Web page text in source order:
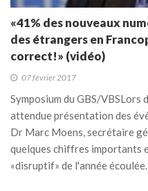
«41% des nouveaux
des étrangers en
correct!» (vidéo)
07 février 2017
Symposium du GBS/VBS​
attendue présentation des
Dr Marc Moens, secrétaire
quelques chiffres importants
«disruptif» de l'année écoulée.